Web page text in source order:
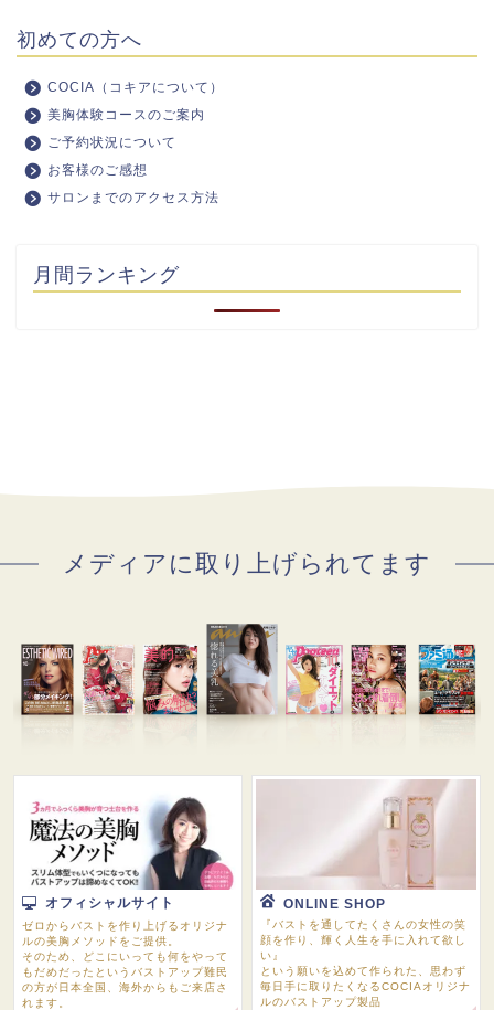
初めての方へ
COCIA（コキアについて）
美胸体験コースのご案内
ご予約状況について
お客様のご感想
サロンまでのアクセス方法
月間ランキング
メディアに取り上げられてます
オフィシャルサイト
ゼロからバストを作り上げるオリジナ
ルの美胸メソッドをご提供。
そのため、どこにいっても何をやって
もだめだったというバストアップ難民
の方が日本全国、海外からもご来店さ
れます。
ONLINE SHOP
『バストを通してたくさんの女性の笑
顔を作り、輝く人生を手に入れて欲し
い』
という願いを込めて作られた、思わず
毎日手に取りたくなるCOCIAオリジナ
ルのバストアップ製品